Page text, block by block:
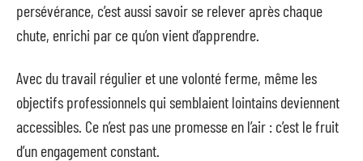
persévérance, c’est aussi savoir se relever après chaque
chute, enrichi par ce qu’on vient d’apprendre.
Avec du travail régulier et une volonté ferme, même les
objectifs professionnels qui semblaient lointains deviennent
accessibles. Ce n’est pas une promesse en l’air : c’est le fruit
d’un engagement constant.